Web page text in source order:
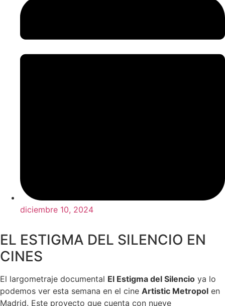
diciembre 10, 2024
EL ESTIGMA DEL SILENCIO EN
CINES
El largometraje documental El Estigma del Silencio ya lo
podemos ver esta semana en el cine Artistic Metropol en
Madrid. Este proyecto que cuenta con nueve